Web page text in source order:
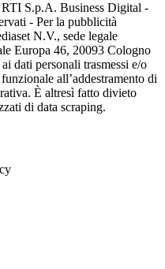
RTI S.p.A. Business Digital -
- Per la pubblicità
N.V., sede legale
Europa 46, 20093 Cologno
dati personali trasmessi e/o
all’addestramento di
È altresì fatto divieto
di data scraping.